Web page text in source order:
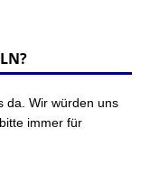
da. Wir würden uns
immer für